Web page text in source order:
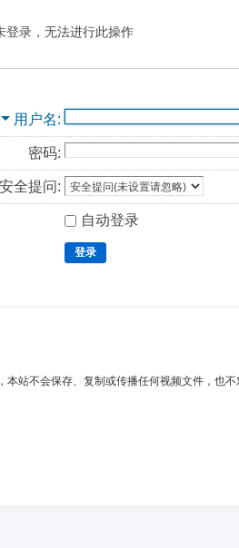
登录，无法进行此操作
用户名
密码:
安全提问:
自动登录
登录
本站不会保存、复制或传播任何视频文件，也